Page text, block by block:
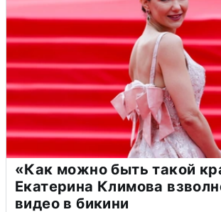
«Как можно быть такой
Екатерина Климова
видео в бикини